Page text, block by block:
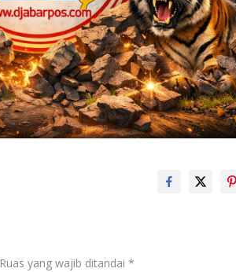
Ruas yang wajib ditandai *